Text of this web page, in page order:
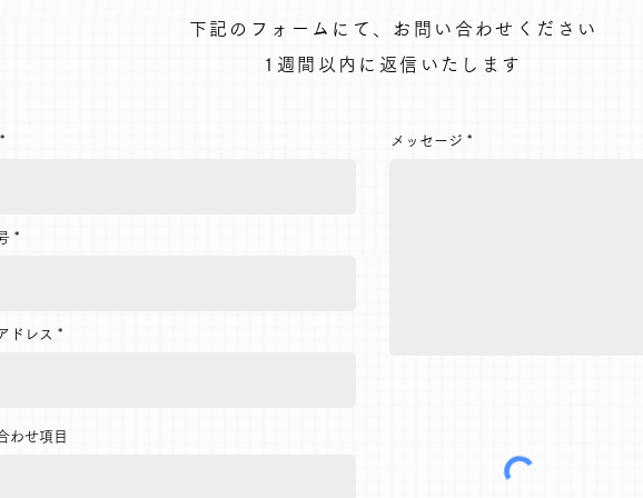
下記のフォームにて、お問い合わせください
1週間以内に返信いたします
ドレス
メッセージ
わせ項目